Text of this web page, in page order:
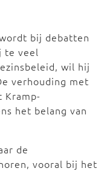
bij debatten
te veel
wil hij
verhouding met
Kramp-
het belang van
de
vooral bij het